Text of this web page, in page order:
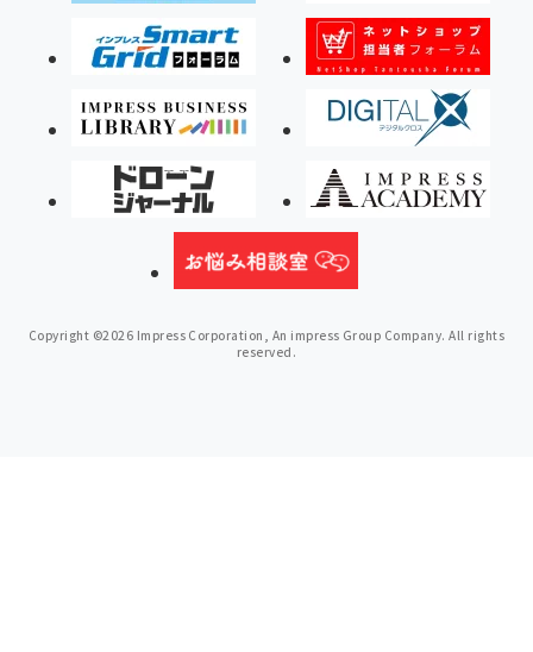
Copyright ©2026 Impress Corporation, An impress Group Company. All rights
reserved.